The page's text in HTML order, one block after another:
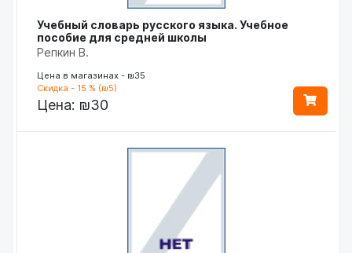
Учебный словарь русского языка. Учебное
пособие для средней школы
Репкин В.
Цена в магазинах - ₪35
Скидка - 15 % (₪5)
Цена: ₪30